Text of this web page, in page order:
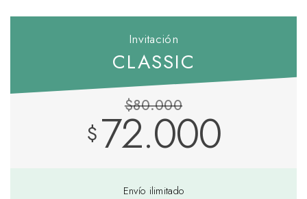
Invitación
CLASSIC
$80.000
$72.000
Envío ilimitado